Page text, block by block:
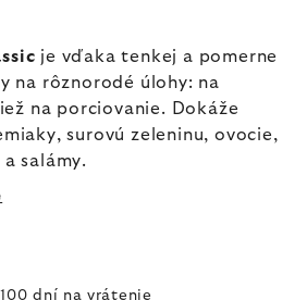
je vďaka tenkej a pomerne
na rôznorodé úlohy: na
na porciovanie. Dokáže
surovú zeleninu, ovocie,
salámy.
100 dní na vrátenie